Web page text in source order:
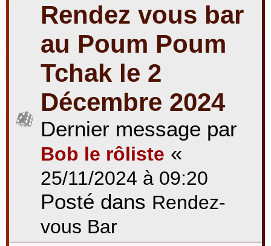
Rendez vous bar
au Poum Poum
Tchak le 2
Décembre 2024
Dernier message par
Bob le rôliste «
25/11/2024 à 09:20
Posté dans Rendez-
vous Bar